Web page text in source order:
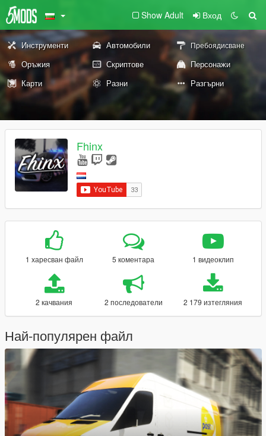
Show Adult Вход
Инструменти Автомобили Пребоядисване
Оръжия Скриптове
Персонажи
Карти
Разни Разгърни
Fhinx
1 харесван файл 5 коментара 1 видеоклип
2 качвания 2 последователи 2 179 изтегляния
Най-популярен файл